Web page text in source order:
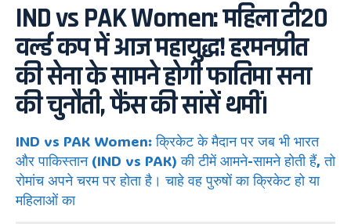
IND vs PAK Women: महिला टी20
वर्ल्ड कप में आज महायुद्ध! हरमनप्रीत
की सेना के सामने होगी फातिमा सना
की चुनौती, फैंस की सांसें थमीं।
IND vs PAK Women: क्रिकेट के मैदान पर जब भी भारत
और पाकिस्तान (IND vs PAK) की टीमें आमने-सामने होती हैं, तो
रोमांच अपने चरम पर होता है। चाहे वह पुरुषों का क्रिकेट हो या
महिलाओं का